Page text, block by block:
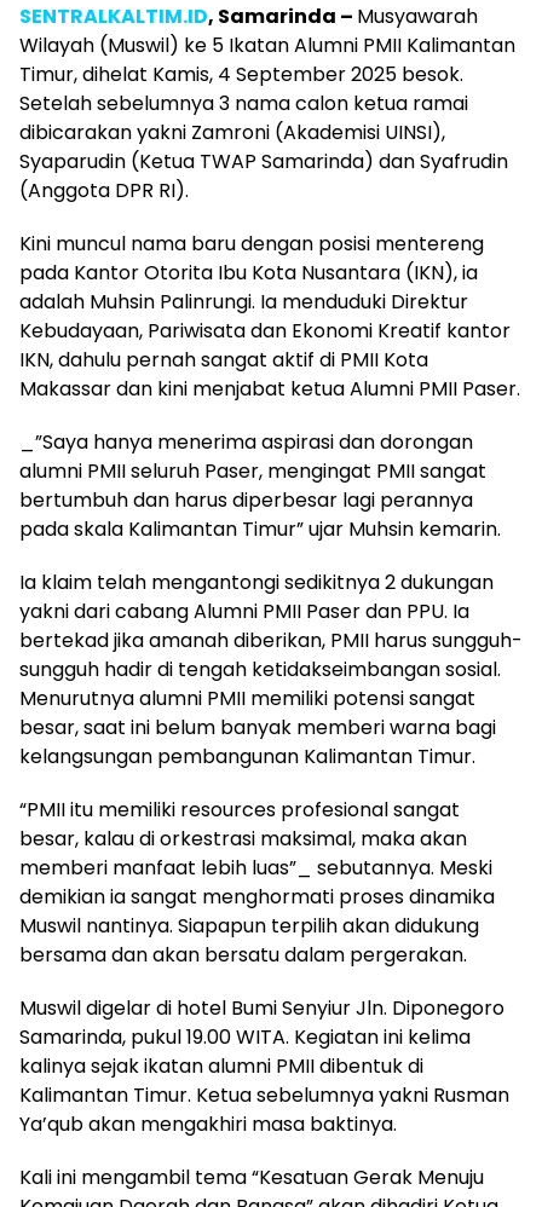
SENTRALKALTIM.ID, Samarinda – Musyawarah
Wilayah (Muswil) ke 5 Ikatan Alumni PMII Kalimantan
Timur, dihelat Kamis, 4 September 2025 besok.
Setelah sebelumnya 3 nama calon ketua ramai
dibicarakan yakni Zamroni (Akademisi UINSI),
Syaparudin (Ketua TWAP Samarinda) dan Syafrudin
(Anggota DPR RI).
Kini muncul nama baru dengan posisi mentereng
pada Kantor Otorita Ibu Kota Nusantara (IKN), ia
adalah Muhsin Palinrungi. Ia menduduki Direktur
Kebudayaan, Pariwisata dan Ekonomi Kreatif kantor
IKN, dahulu pernah sangat aktif di PMII Kota
Makassar dan kini menjabat ketua Alumni PMII Paser.
_”Saya hanya menerima aspirasi dan dorongan
alumni PMII seluruh Paser, mengingat PMII sangat
bertumbuh dan harus diperbesar lagi perannya
pada skala Kalimantan Timur” ujar Muhsin kemarin.
Ia klaim telah mengantongi sedikitnya 2 dukungan
yakni dari cabang Alumni PMII Paser dan PPU. Ia
bertekad jika amanah diberikan, PMII harus sungguh-
sungguh hadir di tengah ketidakseimbangan sosial.
Menurutnya alumni PMII memiliki potensi sangat
besar, saat ini belum banyak memberi warna bagi
kelangsungan pembangunan Kalimantan Timur.
“PMII itu memiliki resources profesional sangat
besar, kalau di orkestrasi maksimal, maka akan
memberi manfaat lebih luas”_ sebutannya. Meski
demikian ia sangat menghormati proses dinamika
Muswil nantinya. Siapapun terpilih akan didukung
bersama dan akan bersatu dalam pergerakan.
Muswil digelar di hotel Bumi Senyiur Jln. Diponegoro
Samarinda, pukul 19.00 WITA. Kegiatan ini kelima
kalinya sejak ikatan alumni PMII dibentuk di
Kalimantan Timur. Ketua sebelumnya yakni Rusman
Ya’qub akan mengakhiri masa baktinya.
Kali ini mengambil tema “Kesatuan Gerak Menuju